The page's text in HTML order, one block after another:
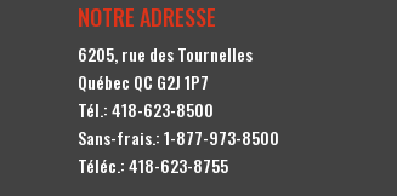
NOTRE ADRESSE
6205, rue des Tournelles
Québec QC G2J 1P7
Tél.:418-623-8500
Sans-frais.:1-877-973-8500
Téléc.: 418-623-8755